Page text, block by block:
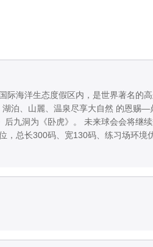
际海洋生态度假区内，是世界著名的
泊、山麗、温泉尽享大自然 的恩赐
九洞为《卧虎》。 未来球会会将继
，总长300码、宽130码、练习场环